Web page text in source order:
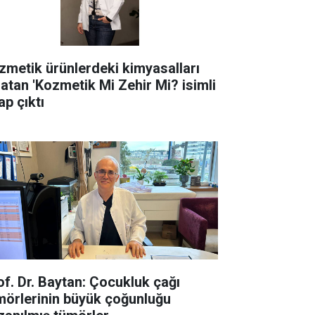
ürünlerdeki kimyasalları
'Kozmetik Mi Zehir Mi? isimli
çıktı
Dr. Baytan: Çocukluk çağı
büyük çoğunluğu